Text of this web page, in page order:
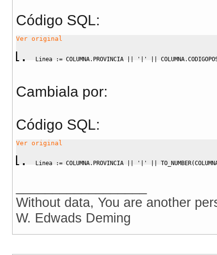
Código SQL:
Ver original
Linea := COLUMNA . PROVINCIA '|' COLUMNA .
Cambiala por:
Código SQL:
Ver original
Linea := COLUMNA. PROVINCIA '|' TO_NUMBER(
Without data, You are another
W. Edwads Deming